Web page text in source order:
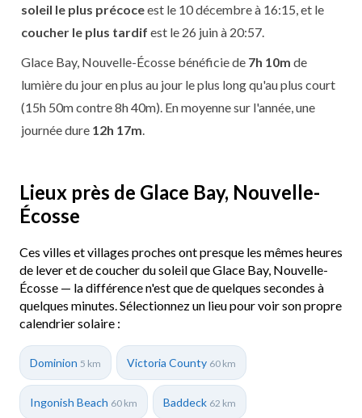
soleil le plus précoceest le 10 décembre à 16:15, et le
coucher le plus tardif est le 26 juin à 20:57.
Glace Bay, Nouvelle-Écosse bénéficie de 7h 10m de
lumière du jour en plus au jour le plus long qu'au plus court
(15h 50m contre 8h 40m). En moyenne sur l'année, une
journée dure 12h 17m
Lieux près de Glace Bay, Nouvelle-
Écosse
Ces villes et villages proches ont presque les mêmes heures
de lever et de coucher du soleil que Glace Bay, Nouvelle-
Écosse — la différence n'est que de quelques secondes à
quelques minutes. Sélectionnez un lieu pour voir son propre
calendrier solaire :
Dominion 5 km Victoria County 60 km
Ingonish Beach 60 km Baddeck 62 km